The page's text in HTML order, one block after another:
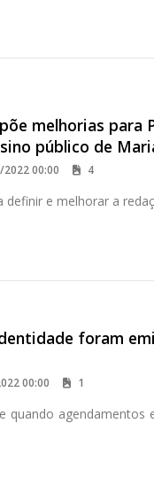
melhorias para
público de
00:00 4
e melhorar a
foram
00:00 1
quando agendamentos